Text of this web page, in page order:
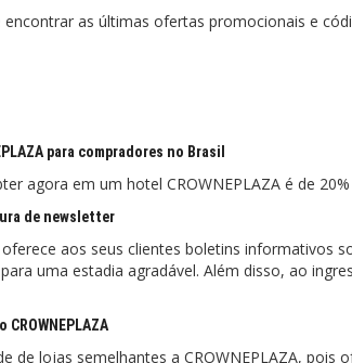
as últimas ofertas promocionais e
para compradores no Brasil
agora em um hotel CROWNEPLAZA é de
de newsletter
oferece aos seus clientes boletins informativos
uma estadia agradável. Além disso, ao
de lojas semelhantes a CROWNEPLAZA, pois